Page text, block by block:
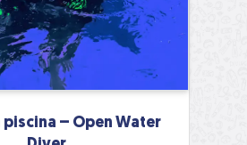
piscina – Open Water